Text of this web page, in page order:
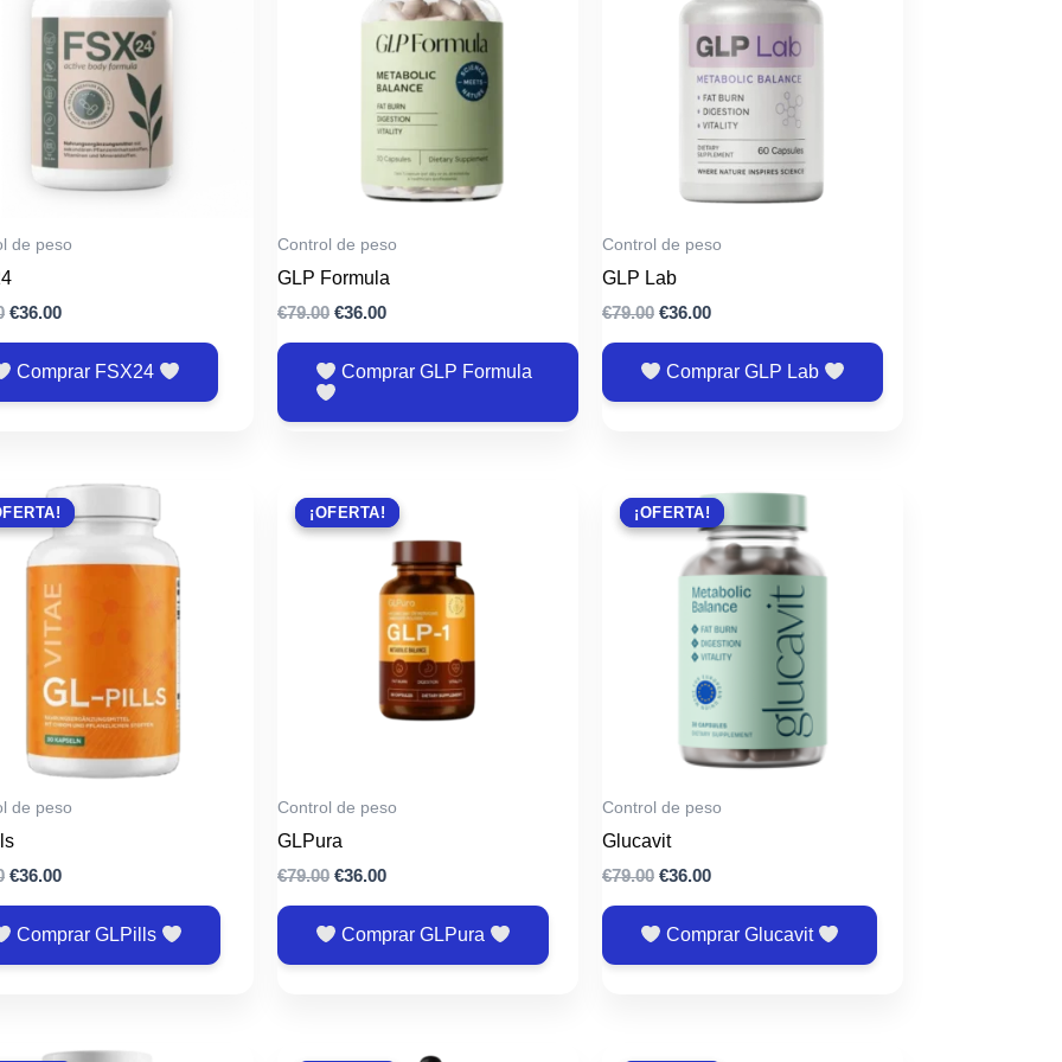
de peso
El
era:
€79.00.
€36.00El
es:
€36.00.
Comprar FSX24
Control de peso
GLP Formula
€79.00 El
era:
€36.00El
es:
Comprar GLP Formula
Control de peso
GLP Lab
€79.00 El
era:
€79.00.
€36.00El
es:
€36.00.
Comprar GLP Lab
de peso
El
era:
€79.00.
€36.00El
es:
€36.00.
Comprar GLPills
¡OFERTA!
¡OFERTA!
Control de peso
GLPura
€79.00 El
era:
€79.00.
€36.00El
es:
€36.00.
Comprar GLPura
¡OFERTA!
¡OFERTA!
Control de peso
Glucavit
€79.00 El
era:
€79.00.
€36.00El
es:
€36.00.
Comprar Glucavit